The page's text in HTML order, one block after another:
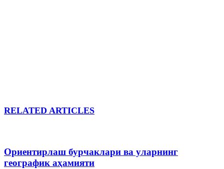
RELATED ARTICLES
Ориентирлаш бурчаклари ва уларнинг
географик аҳамияти